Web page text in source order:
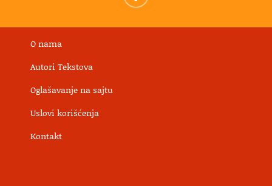
O nama
Autori Tekstova
Oglašavanje na sajtu
Uslovi korišćenja
Kontakt